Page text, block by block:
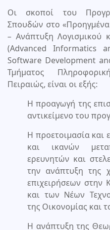
Οι σκοποί του
Σπουδών στο
– Ανάπτυξη Λογισμικού
(Advanced Informatics
Software Development
Τμήματος
Πειραιώς, είναι οι εξής:
Η προαγωγή της
αντικείμενο του
Η προετοιμασία και
και ικανών
ερευνητών και
την ανάπτυξη της
επιχειρήσεων στην
και των Νέων
της Οικονομίας και
Η ανάπτυξη της